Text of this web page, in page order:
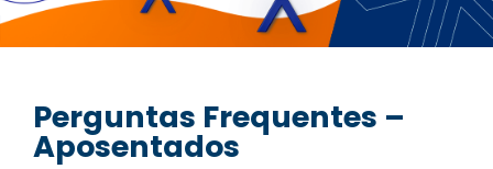
Perguntas Frequentes –
Aposentados